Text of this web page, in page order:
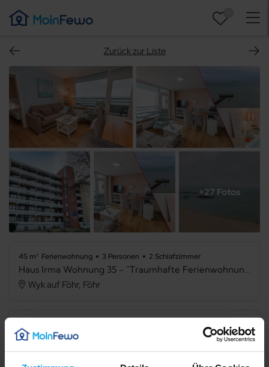
Zurück zur Liste
+27 Fotos
45 m² Ferienwohnung 3 Personen 2 Schlafzimmer
Haus Irma Wohnung 35 - "Traumhafte Ferienwohnung mit Meerblick und Sandstrand direkt vor der Tür!"
Wyk auf Föhr, Föhr